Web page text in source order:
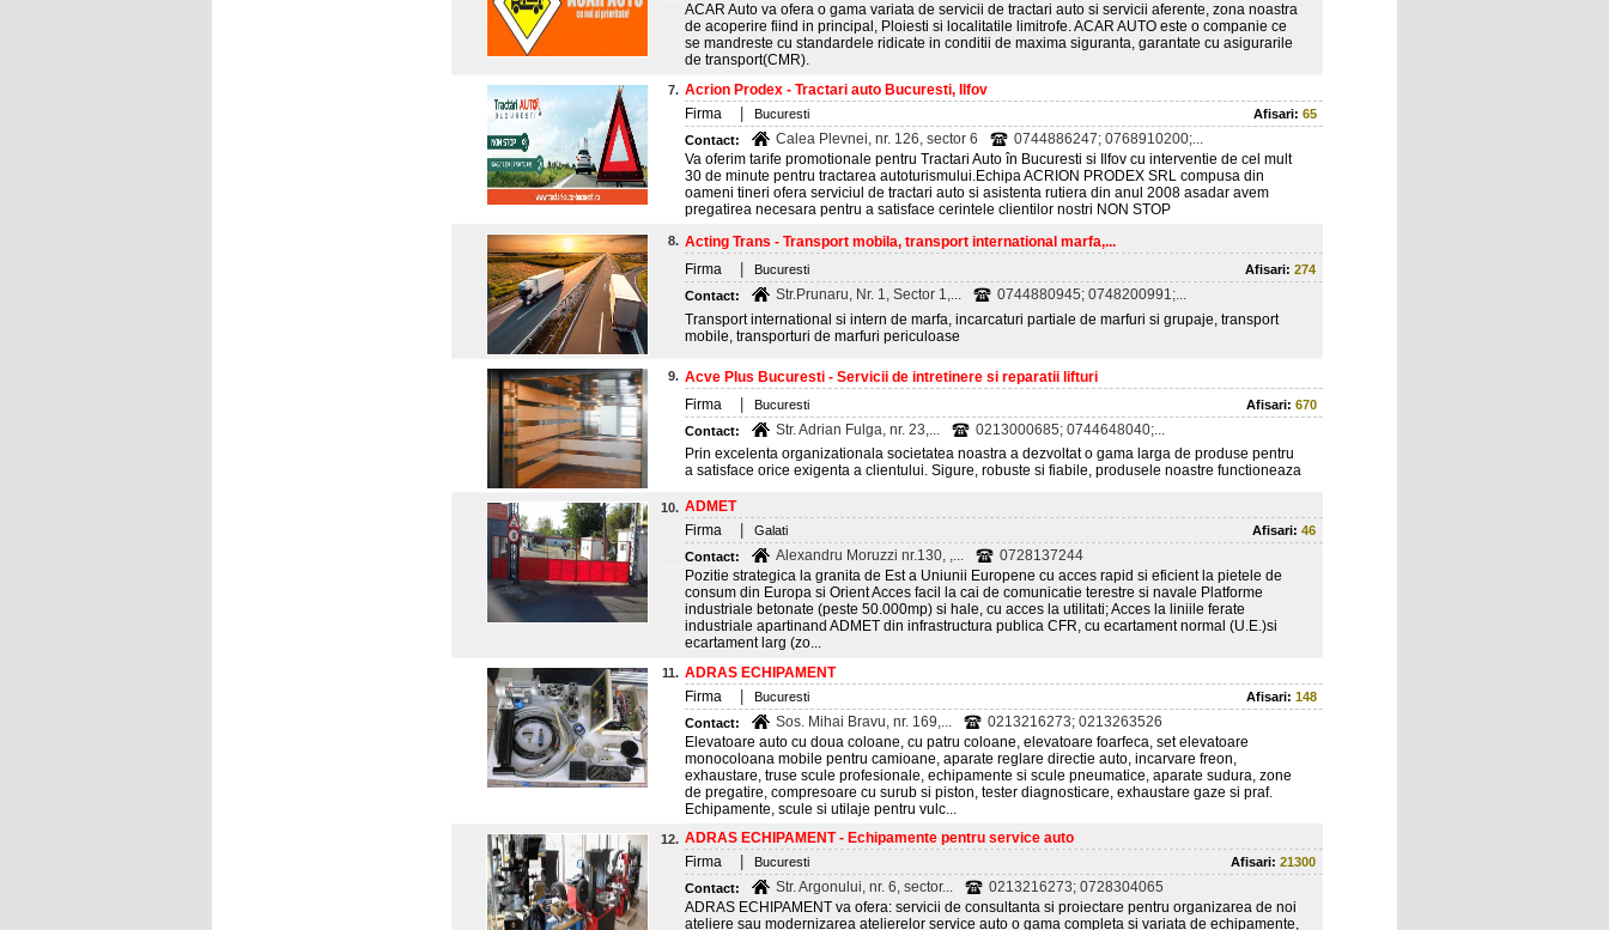
ACAR Auto va ofera o gama variata de servicii de tractari auto si servicii aferente, zona noastra
de acoperire fiind in principal, Ploiesti si localitatile limitrofe. ACAR AUTO este o companie ce
se mandreste cu standardele ridicate in conditii de maxima siguranta, garantate cu asigurarile
de transport(CMR).
7. Acrion Prodex - Tractari auto Bucuresti, Ilfov
Firma
Bucuresti Afisari: 65
Contact:
Calea Plevnei, nr. 126, sector 6
0744886247; 0768910200;...
Va oferim tarife promotionale pentru Tractari Auto în Bucuresti si Ilfov cu interventie de cel mult
30 de minute pentru tractarea autoturismului.Echipa ACRION PRODEX SRL compusa din
oameni tineri ofera serviciul de tractari auto si asistenta rutiera din anul 2008 asadar avem
pregatirea necesara pentru a satisface cerintele clientilor nostri NON STOP
8. Acting Trans - Transport mobila, transport international marfa,...
Firma
Bucuresti Afisari: 274
Contact:
Str.Prunaru, Nr. 1, Sector 1,...
0744880945; 0748200991;...
Transport international si intern de marfa, incarcaturi partiale de marfuri si grupaje, transport
mobile, transporturi de marfuri periculoase
9. Acve Plus Bucuresti - Servicii de intretinere si reparatii lifturi
Firma
Bucuresti Afisari: 670
Contact:
Str. Adrian Fulga, nr. 23,...
0213000685; 0744648040;...
Prin excelenta organizationala societatea noastra a dezvoltat o gama larga de produse pentru
a satisface orice exigenta a clientului. Sigure, robuste si fiabile, produsele noastre functioneaza
10. ADMET
Firma
Galati Afisari: 46
Contact:
Alexandru Moruzzi nr.130, ,...
0728137244
Pozitie strategica la granita de Est a Uniunii Europene cu acces rapid si eficient la pietele de
consum din Europa si Orient Acces facil la cai de comunicatie terestre si navale Platforme
industriale betonate (peste 50.000mp) si hale, cu acces la utilitati; Acces la liniile ferate
industriale apartinand ADMET din infrastructura publica CFR, cu ecartament normal (U.E.)si
ecartament larg (zo...
11. ADRAS ECHIPAMENT
Firma
Bucuresti Afisari: 148
Contact:
Sos. Mihai Bravu, nr. 169,...
0213216273; 0213263526
Elevatoare auto cu doua coloane, cu patru coloane, elevatoare foarfeca, set elevatoare
monocoloana mobile pentru camioane, aparate reglare directie auto, incarvare freon,
exhaustare, truse scule profesionale, echipamente si scule pneumatice, aparate sudura, zone
de pregatire, compresoare cu surub si piston, tester diagnosticare, exhaustare gaze si praf.
Echipamente, scule si utilaje pentru vulc...
12. ADRAS ECHIPAMENT - Echipamente pentru service auto
Firma
Bucuresti Afisari: 21300
Contact:
Str. Argonului, nr. 6, sector...
0213216273; 0728304065
ADRAS ECHIPAMENT va ofera: servicii de consultanta si proiectare pentru organizarea de noi
ateliere sau modernizarea atelierelor service auto o gama completa si variata de echipamente,